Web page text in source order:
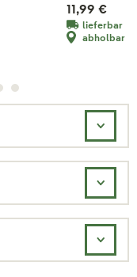
11,99 €
lieferbar
abholbar